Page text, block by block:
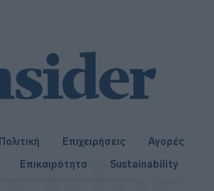
Πολιτική Επιχειρήσεις
Αγορές
Επικαιρότητα Sustainability